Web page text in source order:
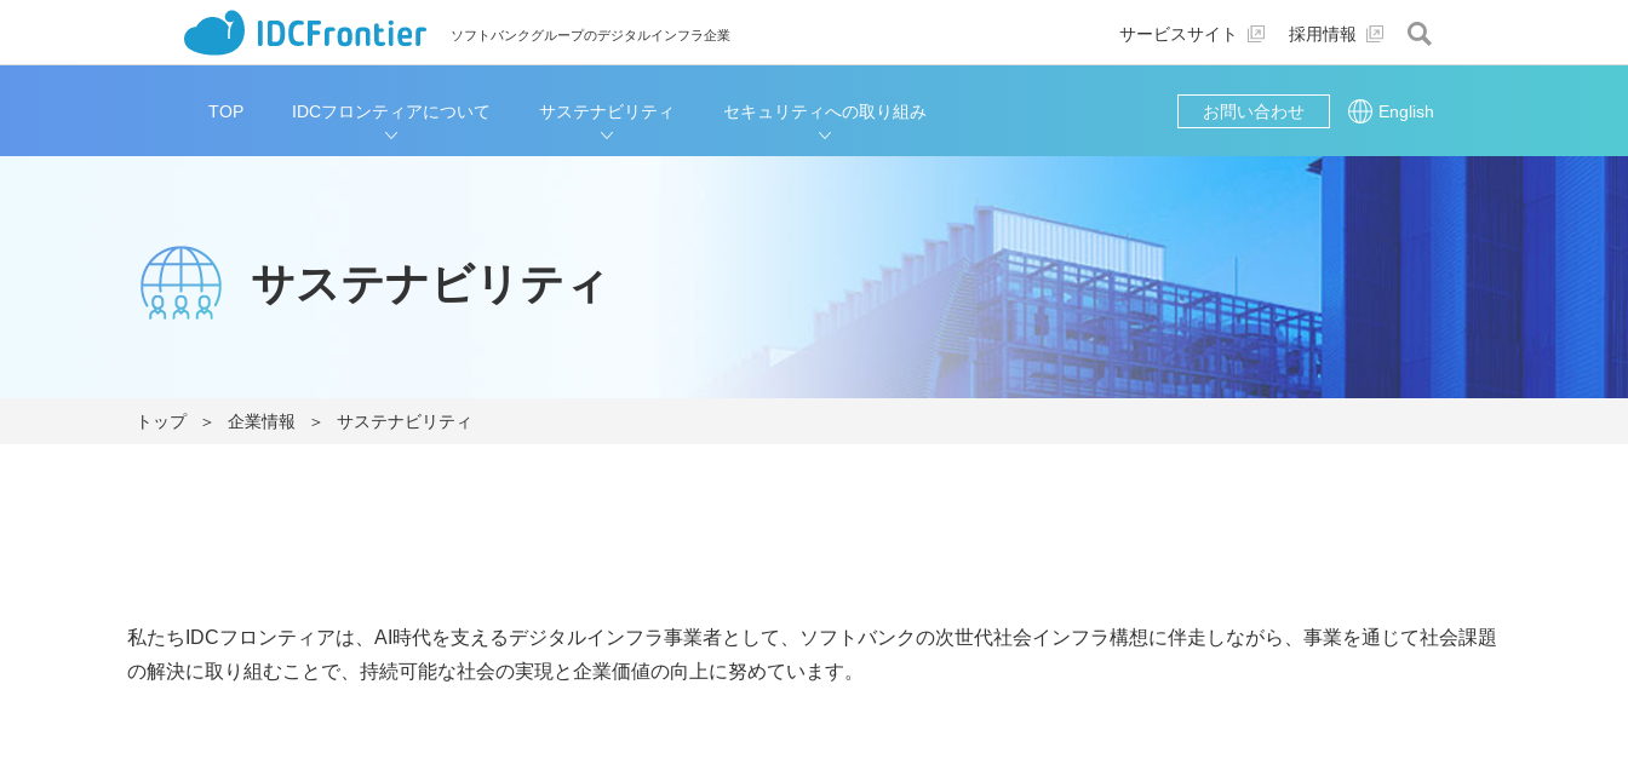
ソフトバンクグループのデジタルインフラ企業 サービスサイト 採用情報
TOP IDCフロンティアについて サステナビリティ セキュリティへの取り組み お問い合わせ English
サステナビリティ
トップ 企業情報 サステナビリティ
私たちIDCフロンティアは、AI時代を支えるデジタルインフラ事業者として、ソフトバンクの次世代社会インフラ構想に伴走しながら、事業を通じて社会課題
の解決に取り組むことで、持続可能な社会の実現と企業価値の向上に努めています。